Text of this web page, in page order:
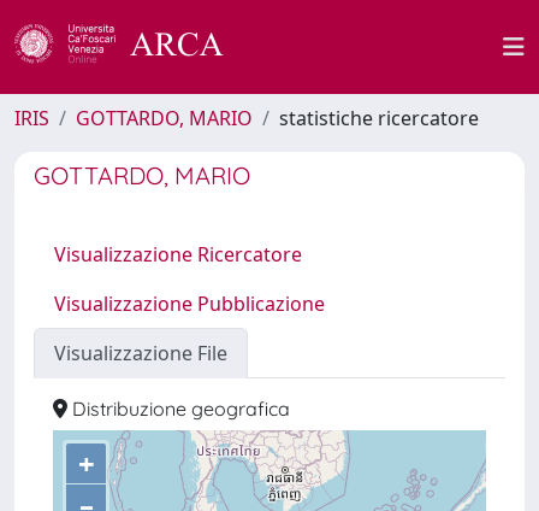
IRIS GOTTARDO, MARIO statistiche ricercatore
GOTTARDO, MARIO
Visualizzazione Ricercatore
Visualizzazione Pubblicazione
Visualizzazione File
Distribuzione geografica
+